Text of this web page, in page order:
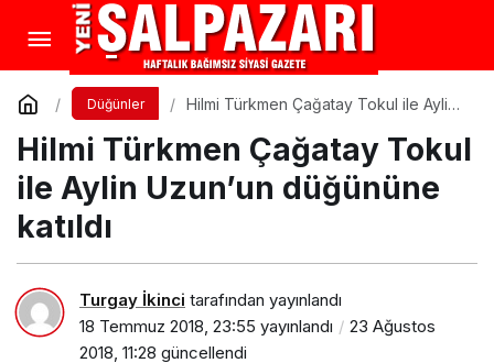
Düğünler
Hilmi Türkmen Çağatay Tokul ile Aylin
Hilmi Türkmen Çağatay Tokul
ile Aylin Uzun’un düğününe
katıldı
Turgay İkinci tarafından yayınlandı
18 Temmuz 2018, 23:55 yayınlandı
23 Ağustos
2018, 11:28 güncellendi